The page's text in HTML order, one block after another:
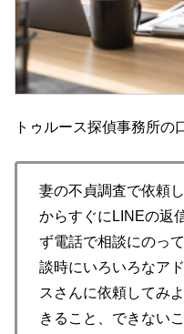
トゥルース探偵事務所の
妻の不貞調査で依頼
からすぐにLINEの返
ず電話で相談にのっ
談時にいろいろなア
スさんに依頼してみ
きること、できない